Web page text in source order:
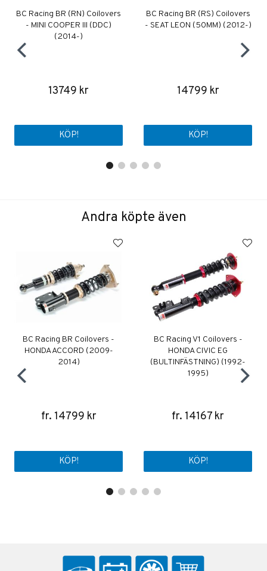
BC Racing BR (RN) Coilovers
- MINI COOPER III (DDC)
(2014-)
13749 kr
KÖP!
BC Racing BR (RS) Coilovers
- SEAT LEON (50MM) (2012-)
14799 kr
KÖP!
Andra köpte även
BC Racing BR Coilovers -
HONDA ACCORD (2009-
2014)
fr. 14799 kr
KÖP!
BC Racing V1 Coilovers -
HONDA CIVIC EG
(BULTINFÄSTNING) (1992-
1995)
fr. 14167 kr
KÖP!